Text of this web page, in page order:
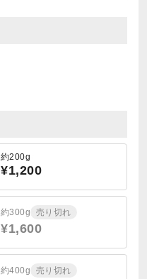
約200g
¥1,200
約300g 売り切れ
¥1,600
約400g 売り切れ